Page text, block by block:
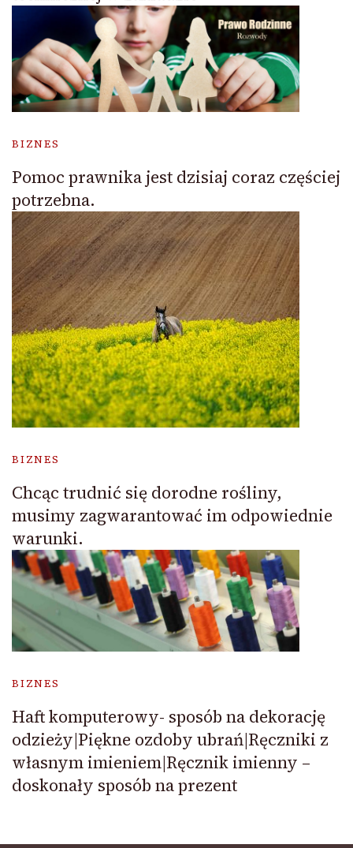
BIZNES
Pomoc prawnika jest dzisiaj coraz częściej
potrzebna.
BIZNES
Chcąc trudnić się dorodne rośliny,
musimy zagwarantować im odpowiednie
warunki.
BIZNES
Haft komputerowy- sposób na dekorację
odzieży|Piękne ozdoby ubrań|Ręczniki z
własnym imieniem|Ręcznik imienny –
doskonały sposób na prezent